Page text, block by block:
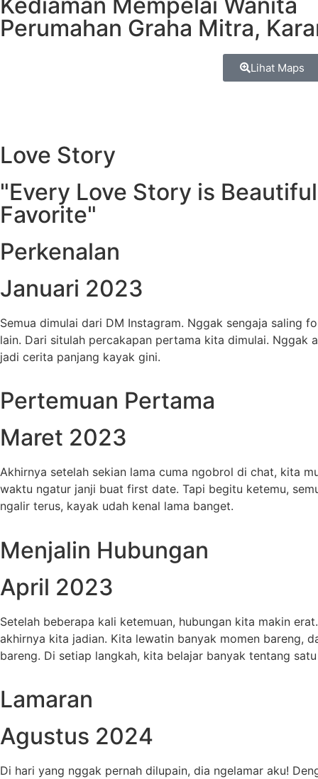
Perumahan Graha Mitra,
Lihat Maps
Love Story
"Every Love Story is
Favorite"
Perkenalan
Januari 2023
Semua dimulai dari DM Instagram. Nggak sengaja saling
lain. Dari situlah percakapan pertama kita dimulai. Nggak
jadi cerita panjang kayak gini.
Pertemuan Pertama
Maret 2023
Akhirnya setelah sekian lama cuma ngobrol di chat, kita
waktu ngatur janji buat first date. Tapi begitu ketemu,
ngalir terus, kayak udah kenal lama banget.
Menjalin Hubungan
April 2023
Setelah beberapa kali ketemuan, hubungan kita makin
akhirnya kita jadian. Kita lewatin banyak momen bareng,
bareng. Di setiap langkah, kita belajar banyak tentang
Lamaran
Agustus 2024
Di hari yang nggak pernah dilupain, dia ngelamar aku!